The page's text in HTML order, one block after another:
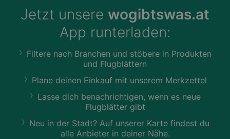
Jetzt unsere wogibtswas.at
App runterladen:
Filtere nach Branchen und stöbere in Produkten
und Flugblättern
Plane deinen Einkauf mit unserem Merkzettel
Lasse dich benachrichtigen, wenn es neue
Flugblätter gibt
Neu in der Stadt? Auf unserer Karte findest du
alle Anbieter in deiner Nähe.